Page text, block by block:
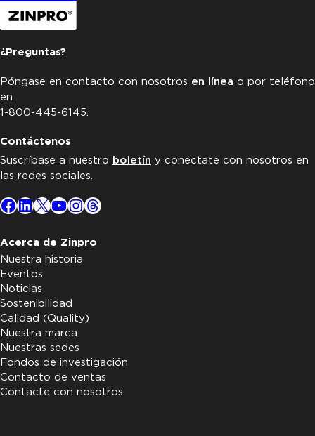
¿Preguntas?
Póngase en contacto con nosotros en línea o por teléfono
en
1-800-445-6145.
Contáctenos
Suscríbase a nuestro boletín y conéctate con nosotros en
las redes sociales.
Facebook
LinkedIn
X YouTube
Instagram
Threads
Acerca de Zinpro
Nuestra historia
Eventos
Noticias
Sostenibilidad
Calidad (Quality)
Nuestra marca
Nuestras sedes
Fondos de investigación
Contacto de ventas
Contacte con nosotros